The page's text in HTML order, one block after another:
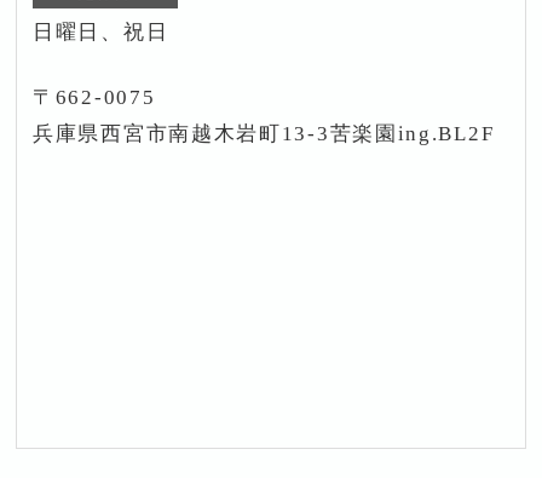
日曜日、祝日
〒662-0075
兵庫県西宮市南越木岩町13-3苦楽園ing.BL2F